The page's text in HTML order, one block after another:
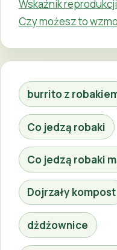
Wskaźnik
Czy możesz to
burrito z
Co jedzą robaki
Co jedzą robaki
Dojrzały kompost
dżdżownice